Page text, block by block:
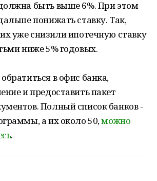
быть выше 6%. При этом
понижать ставку. Так,
уже снизили ипотечную ставку
ниже 5% годовых.
обратиться в офис банка,
и предоставить пакет
Полный список банков -
а их около 50,можно
.